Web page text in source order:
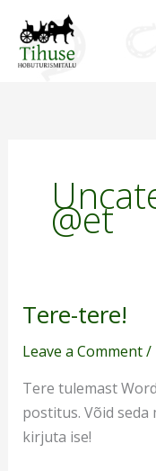
content
@et
Tere-tere!
Leave a Comment/
Tere tulemast
postitus. Võid
kirjuta ise!
Tere-